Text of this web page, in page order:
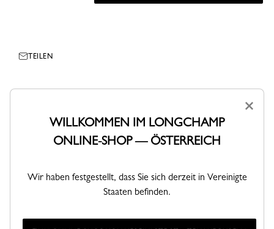
TEILEN
×
WILLKOMMEN IM LONGCHAMP
ONLINE-SHOP — ÖSTERREICH
Wir haben festgestellt, dass Sie sich derzeit in Vereinigte
Staaten befinden.